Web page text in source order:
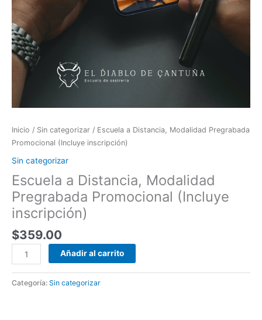
Inicio / Sin categorizar / Escuela a Distancia, Modalidad Pregrabada
Promocional (Incluye inscripción)
Sin categorizar
Escuela a Distancia, Modalidad
Pregrabada Promocional (Incluye
inscripción)
$359.00
Añadir al carrito
Categoría: Sin categorizar